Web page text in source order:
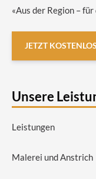
«Aus der Region – für
JETZT
Unsere
Leistungen
Malerei und Anstrich